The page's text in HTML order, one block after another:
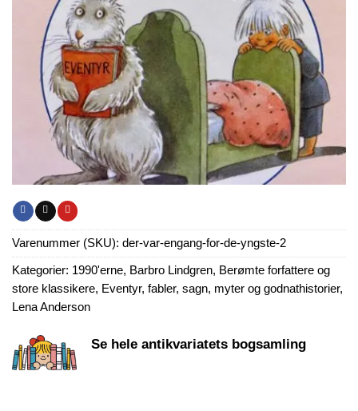
som
favorit
Varenummer (SKU): der-var-engang-for-de-yngste-2
Kategorier: 1990'erne, Barbro Lindgren, Berømte forfattere og
store klassikere, Eventyr, fabler, sagn, myter og godnathistorier,
Lena Anderson
Se hele antikvariatets bogsamling